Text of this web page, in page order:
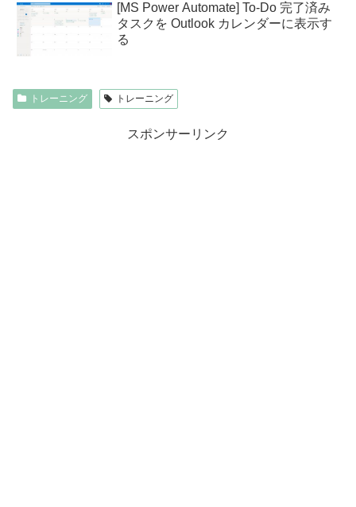
[MS Power Automate] To-Do 完了済み
タスクを Outlook カレンダーに表示す
る
トレーニング トレーニング
スポンサーリンク